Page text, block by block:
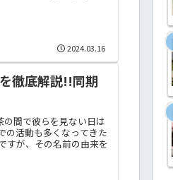
2024.03.16
徹底解説!!同期
間で彼らを見ない日は
の活動も多くなってきた
すが、その名前の由来を